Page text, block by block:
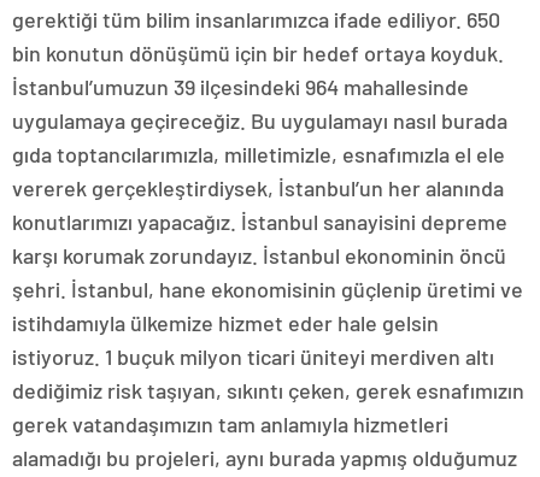
gerektiği tüm bilim insanlarımızca ifade ediliyor. 650
bin konutun dönüşümü için bir hedef ortaya koyduk.
İstanbul’umuzun 39 ilçesindeki 964 mahallesinde
uygulamaya geçireceğiz. Bu uygulamayı nasıl burada
gıda toptancılarımızla, milletimizle, esnafımızla el ele
vererek gerçekleştirdiysek, İstanbul’un her alanında
konutlarımızı yapacağız. İstanbul sanayisini depreme
karşı korumak zorundayız. İstanbul ekonominin öncü
şehri. İstanbul, hane ekonomisinin güçlenip üretimi ve
istihdamıyla ülkemize hizmet eder hale gelsin
istiyoruz. 1 buçuk milyon ticari üniteyi merdiven altı
dediğimiz risk taşıyan, sıkıntı çeken, gerek esnafımızın
gerek vatandaşımızın tam anlamıyla hizmetleri
alamadığı bu projeleri, aynı burada yapmış olduğumuz